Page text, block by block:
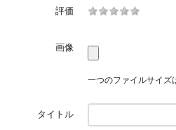
評価
画像
一つのファイルサイズ
タイトル